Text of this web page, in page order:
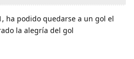
ha podido quedarse a un gol el
la alegría del gol